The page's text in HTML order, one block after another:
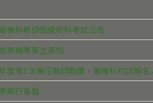
機科教師甄選術科考試公告
業輔導新生須知
度第1次專任教師甄選，電機科初試報
期行事曆